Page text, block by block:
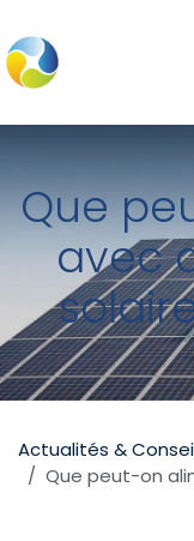
Que
avec
Actualités &
Que peut-on